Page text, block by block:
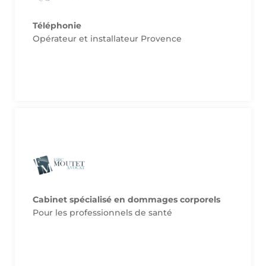
Téléphonie
Opérateur et installateur Provence
Remise spéciale de 10% sur l’ensemble du
catalogue à tous les adhérents Soignants de
Cabinet spécialisé en dommages corporels
Pour les professionnels de santé
Première consultation offerte pour les
adhérents de Soignants de France.
Site de notre partenaire